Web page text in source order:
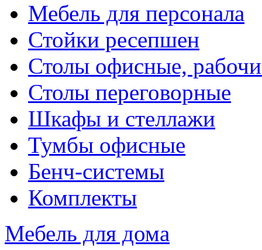
Мебель для персонала
Стойки ресепшен
Столы офисные,
Столы переговорные
Шкафы и стеллажи
Тумбы офисные
Бенч-системы
Комплекты
Мебель для дома